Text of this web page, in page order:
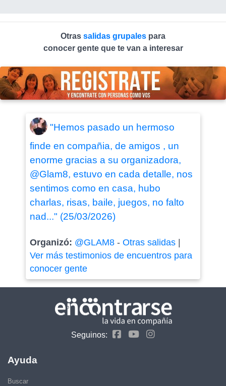
Otras salidas grupales para
conocer gente que te van a interesar
"Hemos pasado un hermoso
finde en compañia, de amigos , un
enorme gracias a su organizadora,
@Glam8, estuvo en cada detalle, nos
sentimos como en casa, hubo
charlas, risas, baile, juegos, no falto
nad..." (25/03/2026)
Organizó: @GLAM8- Otras salidas|
Ver más testimonios de encuentros para
conocer gente
Seguinos:
Ayuda
Buscar